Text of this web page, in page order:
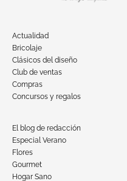
Actualidad
Bricolaje
Clásicos del diseño
Club de ventas
Compras
Concursos y regalos
El blog de redacción
Especial Verano
Flores
Gourmet
Hogar Sano